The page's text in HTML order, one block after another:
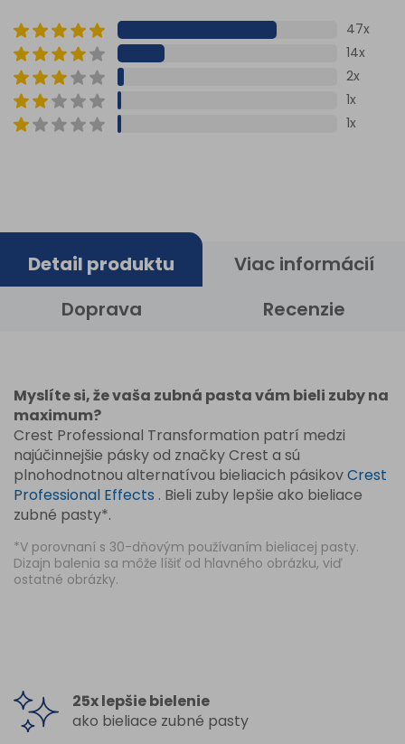
47x
14x
2x
1x
1x
Detail produktu
Viac informácií
Doprava
Recenzie
Myslíte si, že vaša zubná pasta vám bieli zuby na
maximum?
Crest Professional Transformation patrí medzi
najúčinnejšie pásky od značky Crest a sú
plnohodnotnou alternatívou bieliacich pásikovCrest
Professional Effects . Bieli zuby lepšie ako bieliace
zubné pasty*.
*V porovnaní s 30-dňovým používaním bieliacej pasty.
Dizajn balenia sa môže líšiť od hlavného obrázku, viď
ostatné obrázky.
25x lepšie bielenie
ako bieliace zubné pasty